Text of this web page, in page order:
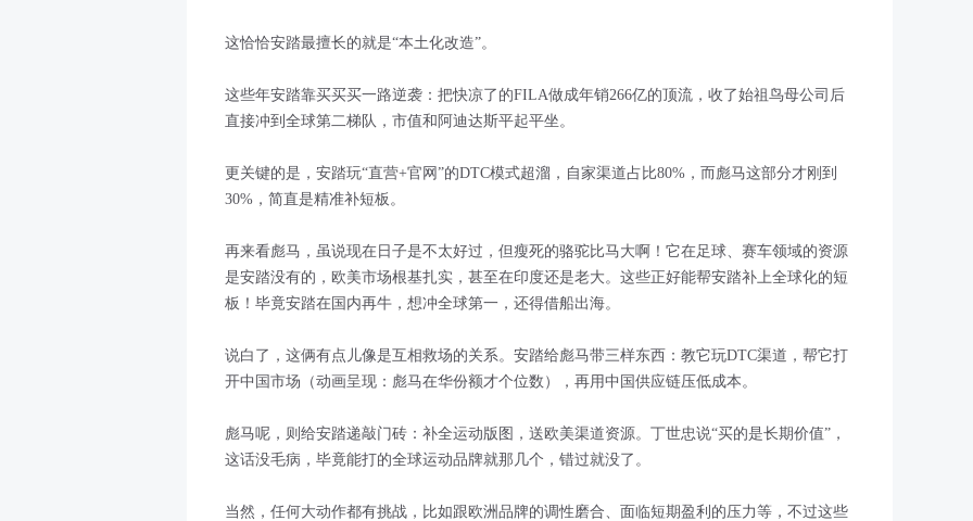
这恰恰安踏最擅长的就是“本土化改造”。
这些年安踏靠买买买一路逆袭：把快凉了的FILA做成年销266亿的顶流，收了始祖鸟母公司后
直接冲到全球第二梯队，市值和阿迪达斯平起平坐。
更关键的是，安踏玩“直营+官网”的DTC模式超溜，自家渠道占比80%，而彪马这部分才刚到
30%，简直是精准补短板。
再来看彪马，虽说现在日子是不太好过，但瘦死的骆驼比马大啊！它在足球、赛车领域的资源
是安踏没有的，欧美市场根基扎实，甚至在印度还是老大。这些正好能帮安踏补上全球化的短
板！毕竟安踏在国内再牛，想冲全球第一，还得借船出海。
说白了，这俩有点儿像是互相救场的关系。安踏给彪马带三样东西：教它玩DTC渠道，帮它打
开中国市场（动画呈现：彪马在华份额才个位数），再用中国供应链压低成本。
彪马呢，则给安踏递敲门砖：补全运动版图，送欧美渠道资源。丁世忠说“买的是长期价值”，
这话没毛病，毕竟能打的全球运动品牌就那几个，错过就没了。
当然，任何大动作都有挑战，比如跟欧洲品牌的调性磨合、面临短期盈利的压力等，不过这些